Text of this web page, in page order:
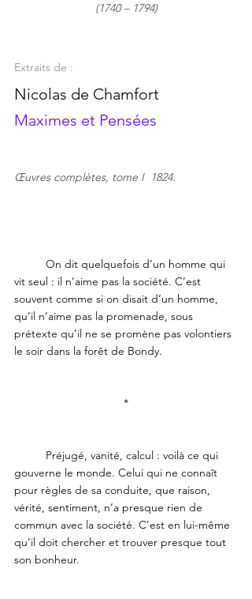
(1740 – 1794)
Extraits de :
Nicolas de Chamfort
Maximes et Pensées
Œuvres complètes, tome I  1824.
vit seul : il n’aime pas la société. C’est
souvent comme si on disait d’un homme,
qu’il n’aime pas la promenade, sous
prétexte qu’il ne se promène pas volontiers
le soir dans la forêt de Bondy.
*
gouverne le monde. Celui qui ne connaît
pour règles de sa conduite, que raison,
vérité, sentiment, n’a presque rien de
commun avec la société. C’est en lui-même
qu’il doit chercher et trouver presque tout
son bonheur.